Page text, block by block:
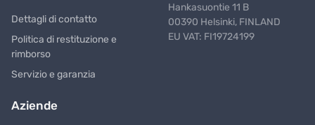
Dettagli di contatto
Politica di restituzione e
rimborso
Servizio e garanzia
Aziende
Hankasuontie 11 B
00390 Helsinki, FINLAND
EU VAT: FI19724199